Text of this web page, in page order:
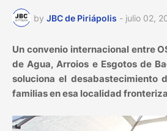
by JBC de Piriápolis - julio 02,
Un convenio internacional entre
de Agua, Arroios e Esgotos de
soluciona el desabastecimiento
familias en esa localidad